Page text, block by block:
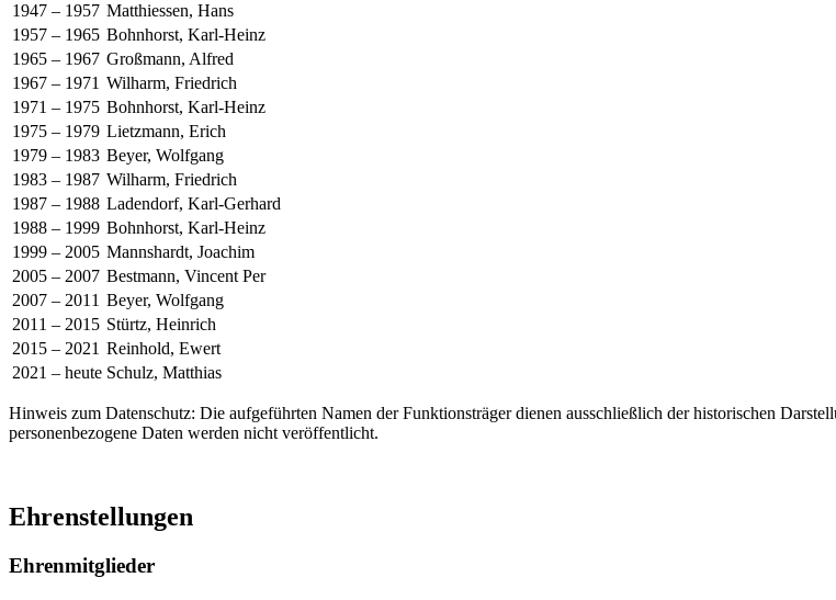
1947 – 1957 Matthiessen, Hans
1957 – 1965 Bohnhorst, Karl-Heinz
1965 – 1967 Großmann, Alfred
1967 – 1971 Wilharm, Friedrich
1971 – 1975 Bohnhorst, Karl-Heinz
1975 – 1979 Lietzmann, Erich
1979 – 1983 Beyer, Wolfgang
1983 – 1987 Wilharm, Friedrich
1987 – 1988 Ladendorf, Karl-Gerhard
1988 – 1999 Bohnhorst, Karl-Heinz
1999 – 2005 Mannshardt, Joachim
2005 – 2007 Bestmann, Vincent Per
2007 – 2011 Beyer, Wolfgang
2011 – 2015 Stürtz, Heinrich
2015 – 2021 Reinhold, Ewert
2021 – heute Schulz, Matthias
Hinweis zum Datenschutz: Die aufgeführten Namen der Funktionsträger dienen ausschließlich der historischen
personenbezogene Daten werden nicht veröffentlicht.
Ehrenstellungen
Ehrenmitglieder